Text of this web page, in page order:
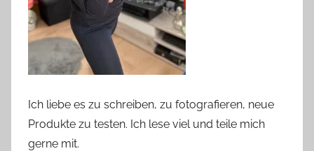
Ich liebe es zu schreiben, zu fotografieren, neue
Produkte zu testen. Ich lese viel und teile mich
gerne mit.